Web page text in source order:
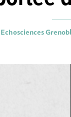
Echosciences